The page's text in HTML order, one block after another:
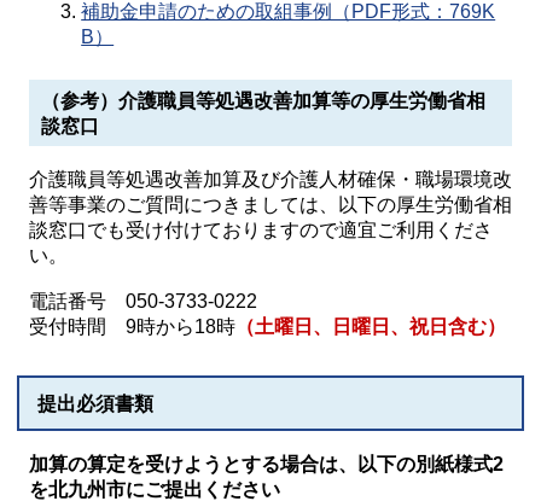
補助金申請のための取組事例（PDF形式：769K
B）
（参考）介護職員等処遇改善加算等の厚生労働省相
談窓口
​介護職員等処遇改善加算及び介護人材確保・職場環境改
善等事業のご質問につきましては、以下の厚生労働省相
談窓口でも受け付けておりますので適宜ご利用くださ
い。
電話番号 050-3733-0222
受付時間 9時から18時 （土曜日、日曜日、祝日含む）
提出必須書類
加算の算定を受けようとする場合は、以下の別紙様式2
を北九州市にご提出ください